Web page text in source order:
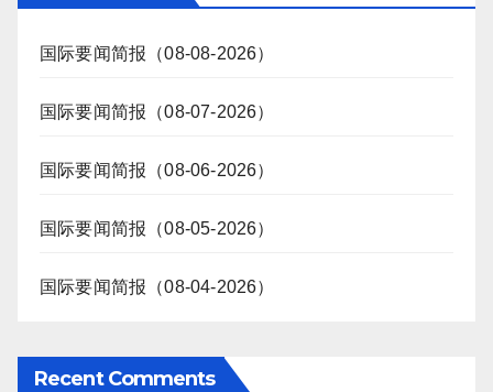
国际要闻简报（08-08-2026）
国际要闻简报（08-07-2026）
国际要闻简报（08-06-2026）
国际要闻简报（08-05-2026）
国际要闻简报（08-04-2026）
Recent Comments